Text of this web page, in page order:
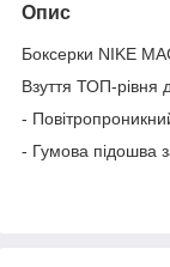
Опис
Боксерки NIKE
Взуття ТОП-рівня
-
- Гумова підошва